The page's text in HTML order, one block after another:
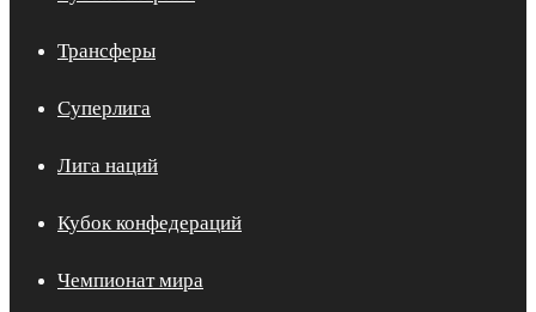
Трансферы
Суперлига
Лига наций
Кубок конфедераций
Чемпионат мира